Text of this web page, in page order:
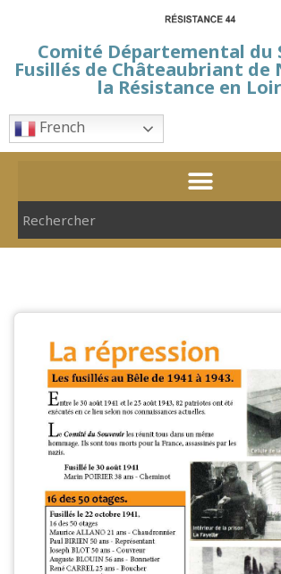
Comité Départemental du
Fusillés de Châteaubriant de
la Résistance en
French